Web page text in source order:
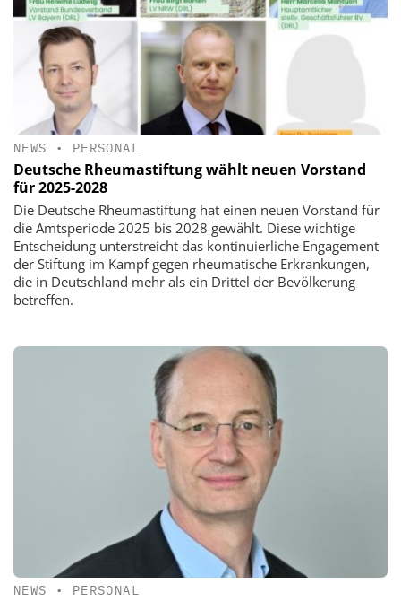
NEWS • PERSONAL
Deutsche Rheumastiftung wählt neuen Vorstand
für 2025-2028
Die Deutsche Rheumastiftung hat einen neuen Vorstand für
die Amtsperiode 2025 bis 2028 gewählt. Diese wichtige
Entscheidung unterstreicht das kontinuierliche Engagement
der Stiftung im Kampf gegen rheumatische Erkrankungen,
die in Deutschland mehr als ein Drittel der Bevölkerung
betreffen.
NEWS • PERSONAL